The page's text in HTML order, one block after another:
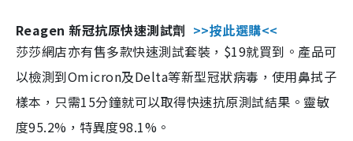
Reagen 新冠抗原快速測試劑 >>按此選購<<
莎莎網店亦有售多款快速測試套裝，$19就買到。產品可
以檢測到Omicron及Delta等新型冠狀病毒，使用鼻拭子
樣本，只需15分鐘就可以取得快速抗原測試結果。靈敏
度95.2%，特異度98.1%。